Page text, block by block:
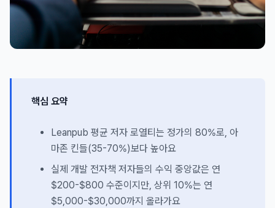
핵심 요약
Leanpub 평균 저자 로열티는 정가의 80%로, 아
마존 킨들(35-70%)보다 높아요
실제 개발 전자책 저자들의 수익 중앙값은 연
$200-$800 수준이지만, 상위 10%는 연
$5,000-$30,000까지 올라가요